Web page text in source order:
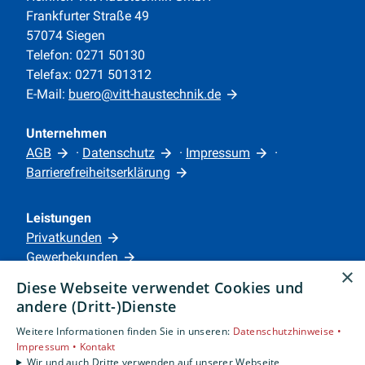
Frankfurter Straße 49
57074 Siegen
Telefon: 0271 50130
Telefax: 0271 501312
E-Mail: buero@vitt-haustechnik.de
Unternehmen
AGB
· Datenschutz · Impressum
·
Barrierefreiheitserklärung
Leistungen
Privatkunden
Gewerbekunden
Unternehmen
Standorte
Siegen
×
Diese Webseite verwendet Cookies und
andere (Dritt-)Dienste
Weitere Informationen finden Sie in unseren: Datenschutzhinweise •
Impressum • Kontakt
Wir und auch Dritte verwenden auf unserer Webseite